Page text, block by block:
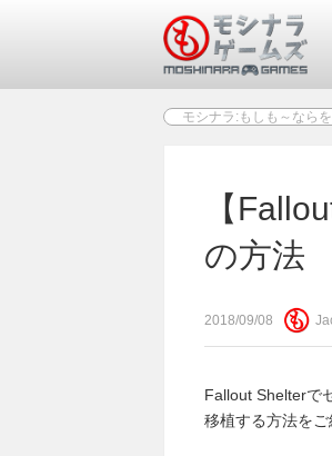
モシナラ:もしも～なら
【
の方法
2018/09/08
Fallout Shelterで
移植する方法をご